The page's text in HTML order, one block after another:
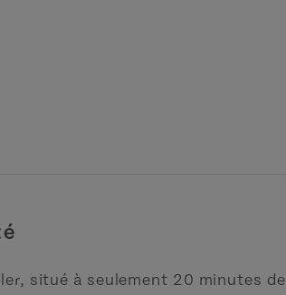
situé à seulement 20 minutes de